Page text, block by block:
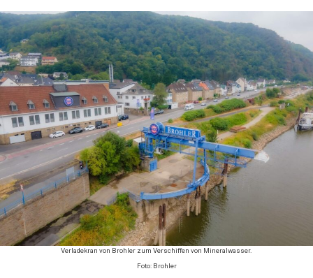
Verladekran von Brohler zum Verschiffen von Mineralwasser.
Foto: Brohler